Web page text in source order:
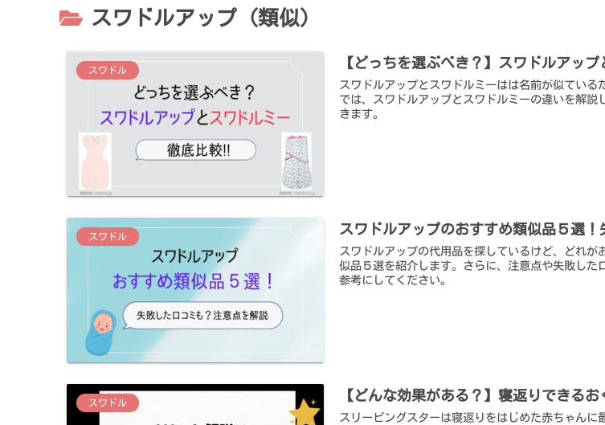
スワドルアップ（類似）
スワドル 【どっちを選ぶべき？】スワドルアッ
スワドルアップとスワドルミーはは名前が似てい
では、スワドルアップとスワドルミーの違いを解
きます。
スワドル スワドルアップのおすすめ類似品５選
スワドルアップの代用品を探しているけど、どれ
似品５選を紹介します。さらに、注意点や失敗し
参考にしてください。
スワドル 【どんな効果がある？】寝返りできる
スリーピングスターは寝返りをはじめた赤ちゃん